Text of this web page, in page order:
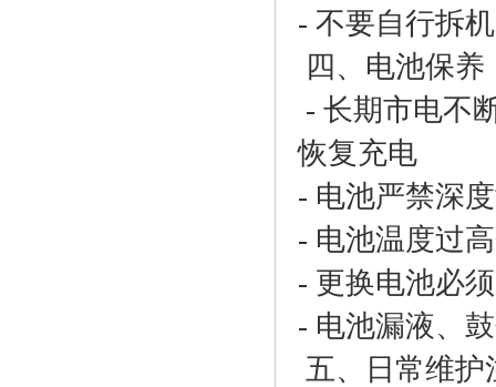
- 不要自行拆
四、电池保
- 长期市电不
恢复充电
- 电池严禁深
- 电池温度过
- 更换电池必
- 电池漏液、
五、日常维护